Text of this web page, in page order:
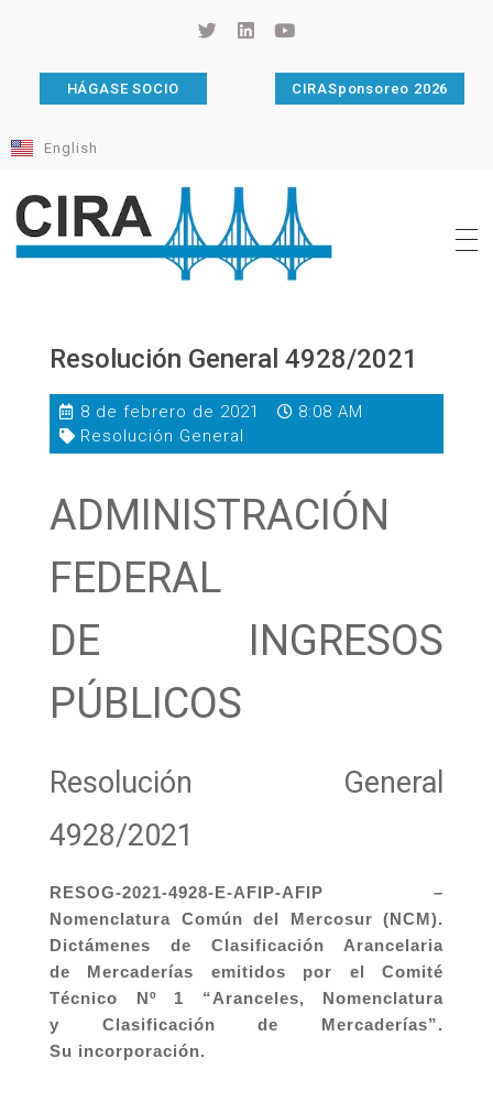
HÁGASE SOCIO CIRASponsoreo 2026
English
Resolución General 4928/2021
8 de febrero de 2021
8:08 AM
Resolución General
ADMINISTRACIÓN
FEDERAL
DE INGRESOS
PÚBLICOS
Resolución General
4928/2021
RESOG-2021-4928-E-AFIP-AFIP –
Nomenclatura Común del Mercosur (NCM).
Dictámenes de Clasificación Arancelaria
de Mercaderías emitidos por el Comité
Técnico Nº 1 “Aranceles, Nomenclatura
y Clasificación de Mercaderías”.
Su incorporación.